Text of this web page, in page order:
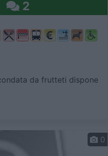
2
da frutteti dispone
0